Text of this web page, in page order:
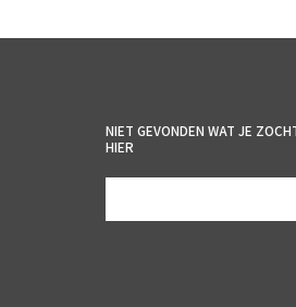
NIET GEVONDEN WAT JE
HIER